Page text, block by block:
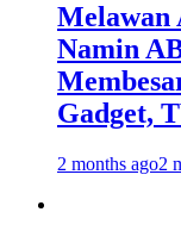
Melawan
Namin
Gadget,
2 months ago2